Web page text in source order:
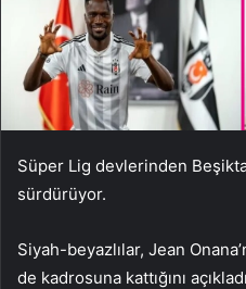
Süper Lig devlerinden
sürdürüyor.
Siyah-beyazlılar, Jean
de kadrosuna kattığını